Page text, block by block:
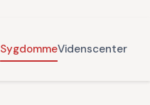
SygdommeVidenscenter